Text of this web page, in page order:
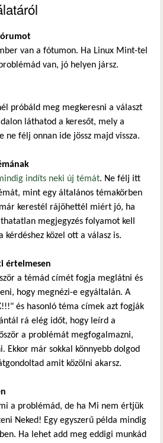
van a fótumon. Ha Linux Mint-tel
van, jó helyen jársz.
próbáld meg megkeresni a választ
láthatod a keresőt, mely a
ne félj onnan ide jössz majd vissza.
indíts neki új témát. Ne félj itt
mint egy általános témakörben
már kerestél rájöhettél miért jó, ha
megjegyzés folyamot kell
kérdéshez közel ott a válasz is.
értelmesen
a témád címét fogja meglátni és
hogy megnézi-e egyáltalán. A
és hasonló téma címek azt fogják
rá elég időt, hogy leírd a
a problémát megfogalmazni,
Ekkor már sokkal könnyebb dolgod
amit közölni akarsz.
a problémád, de ha Mi nem értjük
Neked! Egy egyszerű példa mindig
Ha lehet add meg eddigi munkád